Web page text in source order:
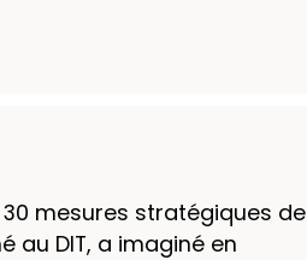
mesures stratégiques de
au DIT, a imaginé en